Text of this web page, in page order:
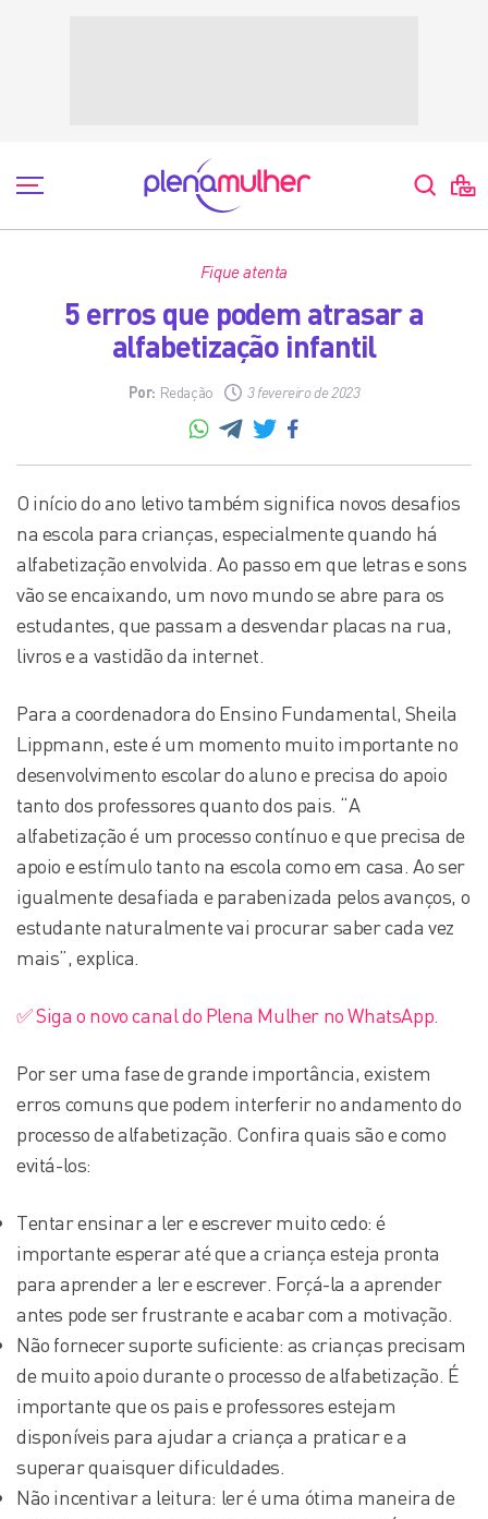
Fique atenta
5 erros que podem atrasar a
alfabetização infantil
Por: Redação 3 fevereiro de 2023
O início do ano letivo também significa novos desafios
na escola para crianças, especialmente quando há
alfabetização envolvida. Ao passo em que letras e sons
vão se encaixando, um novo mundo se abre para os
estudantes, que passam a desvendar placas na rua,
livros e a vastidão da internet.
Para a coordenadora do Ensino Fundamental, Sheila
Lippmann, este é um momento muito importante no
desenvolvimento escolar do aluno e precisa do apoio
tanto dos professores quanto dos pais. “A
alfabetização é um processo contínuo e que precisa de
apoio e estímulo tanto na escola como em casa. Ao ser
igualmente desafiada e parabenizada pelos avanços, o
estudante naturalmente vai procurar saber cada vez
mais”, explica.
✅ Siga o novo canal do Plena Mulher no WhatsApp.
Por ser uma fase de grande importância, existem
erros comuns que podem interferir no andamento do
processo de alfabetização. Confira quais são e como
evitá-los:
Tentar ensinar a ler e escrever muito cedo: é
importante esperar até que a criança esteja pronta
para aprender a ler e escrever. Forçá-la a aprender
antes pode ser frustrante e acabar com a motivação.
Não fornecer suporte suficiente: as crianças precisam
de muito apoio durante o processo de alfabetização. É
importante que os pais e professores estejam
disponíveis para ajudar a criança a praticar e a
superar quaisquer dificuldades.
Não incentivar a leitura: ler é uma ótima maneira de